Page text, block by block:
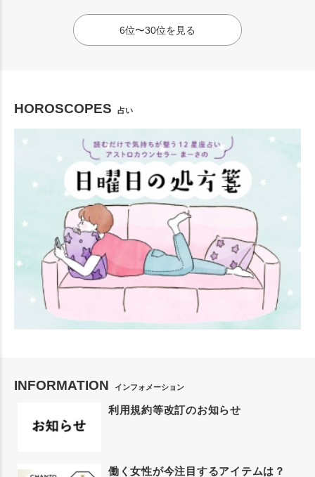
6位〜30位を見る
HOROSCOPES 占い
INFORMATION インフォメーション
利用規約等改訂のお知らせ
働く女性が今注目するアイテムは？